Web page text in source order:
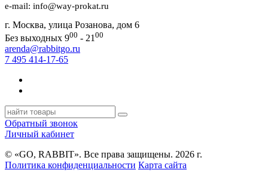
e-mail: info@way-prokat.ru
г. Москва, улица Розанова, дом 6
Без выходных 900 - 21 00
arenda@rabbitgo.ru
7 495 414-17-65
Обратный звонок
Личный кабинет
© «GO, RAВBIT». Все права защищены. 2026 г.
Политика конфиденциальности Карта сайта